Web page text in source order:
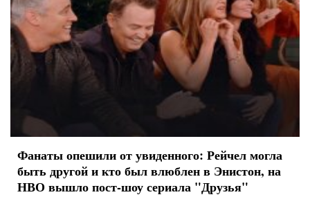
Фанаты опешили от увиденного: Рейчел могла
быть другой и кто был влюблен в Энистон, на
НВО вышло пост-шоу сериала "Друзья"